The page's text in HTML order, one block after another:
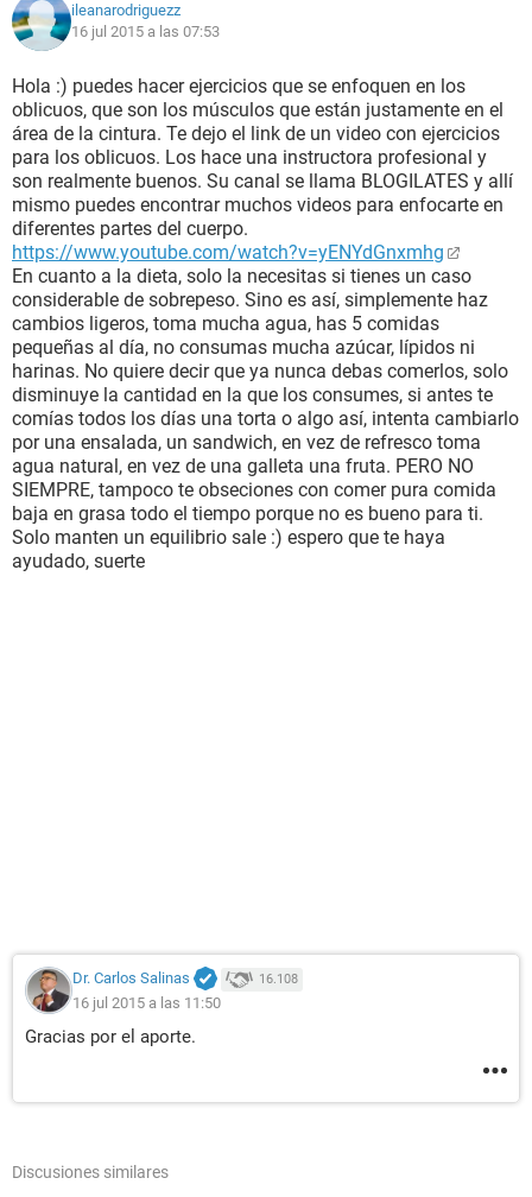
ileanarodriguezz
16 jul 2015 a las 07:53
Hola :) puedes hacer ejercicios que se enfoquen en los
oblicuos, que son los músculos que están justamente en el
área de la cintura. Te dejo el link de un video con ejercicios
para los oblicuos. Los hace una instructora profesional y
son realmente buenos. Su canal se llama BLOGILATES y allí
mismo puedes encontrar muchos videos para enfocarte en
diferentes partes del cuerpo.
https://www.youtube.com/watch?v=yENYdGnxmhg
En cuanto a la dieta, solo la necesitas si tienes un caso
considerable de sobrepeso. Sino es así, simplemente haz
cambios ligeros, toma mucha agua, has 5 comidas
pequeñas al día, no consumas mucha azúcar, lípidos ni
harinas. No quiere decir que ya nunca debas comerlos, solo
disminuye la cantidad en la que los consumes, si antes te
comías todos los días una torta o algo así, intenta cambiarlo
por una ensalada, un sandwich, en vez de refresco toma
agua natural, en vez de una galleta una fruta. PERO NO
SIEMPRE, tampoco te obseciones con comer pura comida
baja en grasa todo el tiempo porque no es bueno para ti.
Solo manten un equilibrio sale :) espero que te haya
ayudado, suerte
Dr. Carlos Salinas 16.108
16 jul 2015 a las 11:50
Gracias por el aporte.
Discusiones similares